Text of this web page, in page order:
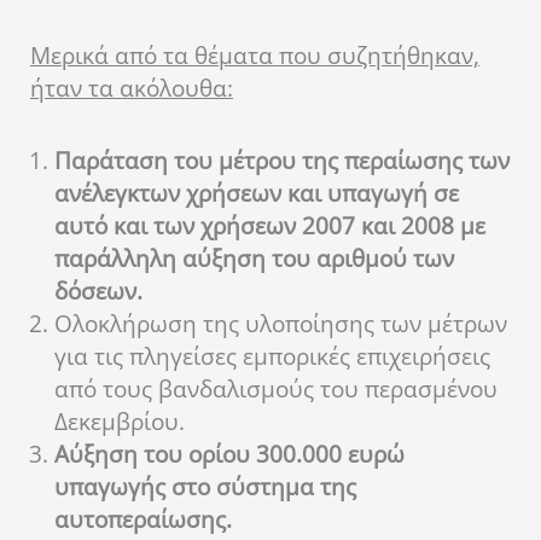
Μερικά από τα θέματα που συζητήθηκαν,
ήταν τα ακόλουθα:
Παράταση του μέτρου της περαίωσης των
ανέλεγκτων χρήσεων και υπαγωγή σε
αυτό και των χρήσεων 2007 και 2008 με
παράλληλη αύξηση του αριθμού των
δόσεων.
Ολοκλήρωση της υλοποίησης των μέτρων
για τις πληγείσες εμπορικές επιχειρήσεις
από τους βανδαλισμούς του περασμένου
Δεκεμβρίου.
Αύξηση του ορίου 300.000 ευρώ
υπαγωγής στο σύστημα της
αυτοπεραίωσης.